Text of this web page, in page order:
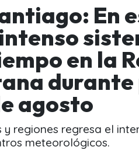
En
en la
agosto
y regiones regresa el
meteorológicos.